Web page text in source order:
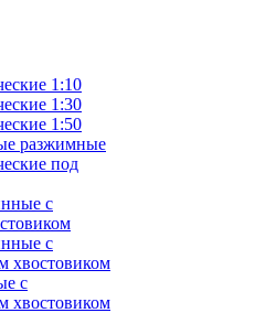
1:10
1:30
1:50
разжимные
под
с
с
хвостовиком
с
хвостовиком